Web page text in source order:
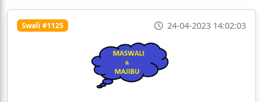
Swali #1125 24-04-2023 14:02:03